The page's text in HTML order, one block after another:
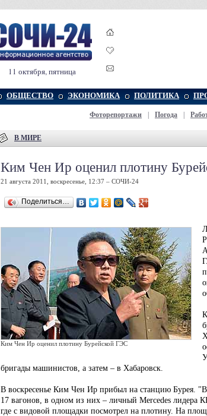
11 октября, пятница
ОБЩЕСТВО ЭКОНОМИКА ПОЛИТИКА
Фоторепортажи Погода
В МИРЕ
Ким Чен Ир оценил плотину
21 августа 2011, воскресенье, 12:37 – СОЧИ-24
Поделиться…
Ким Чен Ир оценил плотину Бурейской ГЭС
бригады машинистов, а затем – в Хабаровск.
В воскресенье Ким Чен Ир прибыл на станцию Бурея.
17 вагонов, в одном из них – личный Mercedes
где с видовой площадки посмотрел на плотину. На